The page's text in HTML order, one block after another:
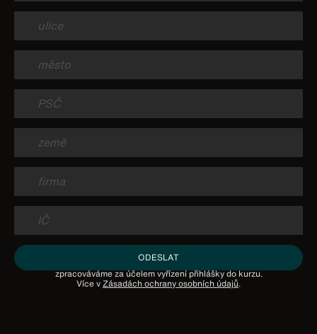
ODESLAT
Odesláním přihlášky berete na vědomí, že vaše osobní údaje
zpracováváme za účelem vyřízení přihlášky do kurzu.
Více v Zásadách ochrany osobních údajů.